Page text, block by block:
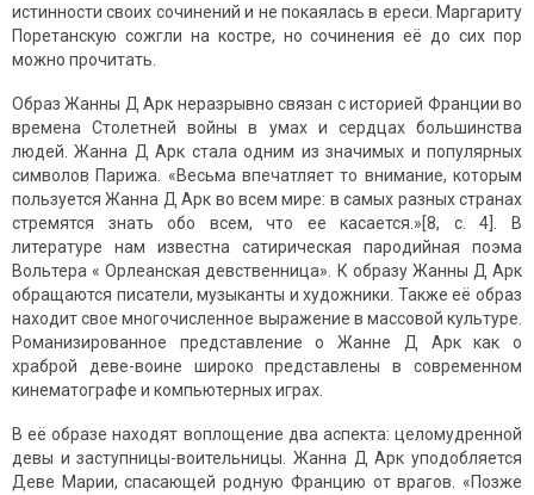
истинности своих сочинений и не покаялась в ереси. Маргариту
Поретанскую сожгли на костре, но сочинения её до сих пор
можно прочитать.
Образ Жанны Д Арк неразрывно связан с историей Франции во
времена Столетней войны в умах и сердцах большинства
людей. Жанна Д Арк стала одним из значимых и популярных
символов Парижа. «Весьма впечатляет то внимание, которым
пользуется Жанна Д Арк во всем мире: в самых разных странах
стремятся знать обо всем, что ее касается.»[8, c. 4]. В
литературе нам известна сатирическая пародийная поэма
Вольтера « Орлеанская девственница». К образу Жанны Д Арк
обращаются писатели, музыканты и художники. Также её образ
находит свое многочисленное выражение в массовой культуре.
Романизированное представление о Жанне Д Арк как о
храброй деве-воине широко представлены в современном
кинематографе и компьютерных играх.
В её образе находят воплощение два аспекта: целомудренной
девы и заступницы-воительницы. Жанна Д Арк уподобляется
Деве Марии, спасающей родную Францию от врагов. «Позже